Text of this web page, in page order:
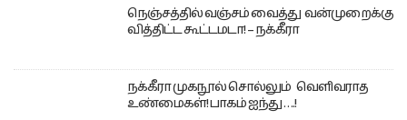
நெஞ்சத்தில் வஞ்சம் வைத்து வன்முறைக்கு
வித்திட்ட கூட்டமடா! – நக்கீரா
நக்கீரா முகநூல் சொல்லும் வெளிவராத
உண்மைகள்! பாகம் ஐந்து ….!